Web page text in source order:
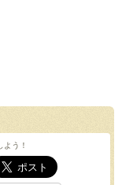
う！